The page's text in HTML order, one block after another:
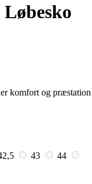
Løbesko
komfort og præstation
43
44